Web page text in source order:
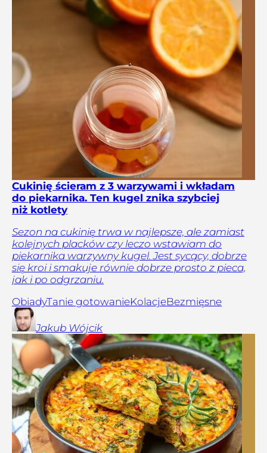
Cukinię ścieram z 3 warzywami i wkładam
do piekarnika. Ten kugel znika szybciej
niż kotlety
Sezon na cukinię trwa w najlepsze, ale zamiast
kolejnych placków czy leczo wstawiam do
piekarnika warzywny kugel. Jest sycący, dobrze
się kroi i smakuje równie dobrze prosto z pieca,
jak i po odgrzaniu.
ObiadyTanie gotowanieKolacjeBezmięsne
Jakub Wójcik